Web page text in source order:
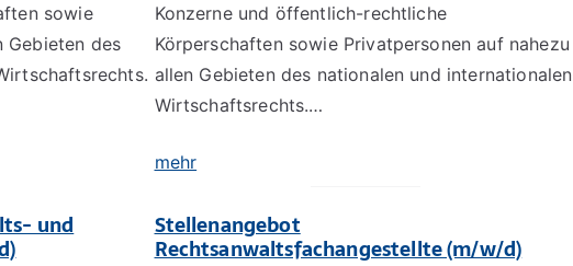
sowie
Gebieten des
Konzerne und öffentlich-rechtliche
Körperschaften sowie Privatpersonen auf nahezu
allen Gebieten des nationalen und internationalen
Wirtschaftsrechts.…
mehr
und Stellenangebot
Rechtsanwaltsfachangestellte (m/w/d)